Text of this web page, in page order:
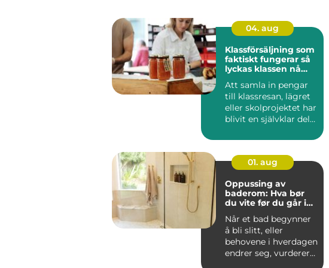
04. aug
Klassförsäljning som
faktiskt fungerar så
lyckas klassen nå
Att samla in pengar
till klassresan, lägret
eller skolprojektet har
blivit en självklar del
01. aug
Oppussing av
baderom: Hva bør
du vite før du går i
Når et bad begynner
å bli slitt, eller
behovene i hverdagen
endrer seg, vurderer